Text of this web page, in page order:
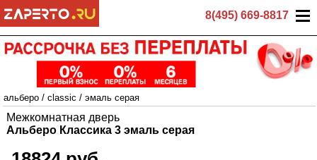
8(495) 669-8817
альберо / classic / эмаль серая
Межкомнатная дверь
Альберо Классика 3 эмаль серая